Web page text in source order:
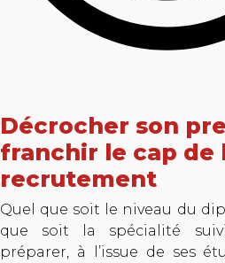
Décrocher son
franchir le cap de
recrutement
Quel que soit le niveau du
que soit la spécialité
préparer, à l’issue de ses